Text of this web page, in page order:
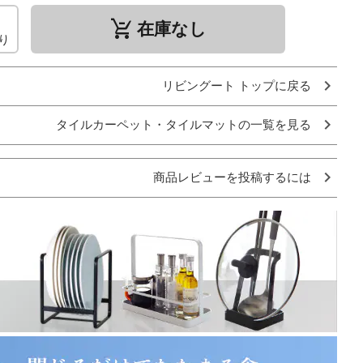
remove_shopping_cart 在庫なし
リビングート トップに戻る
タイルカーペット・タイルマットの一覧を見る
商品レビューを投稿するには